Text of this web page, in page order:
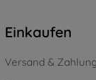
Einkaufen
Versand & Zahlung